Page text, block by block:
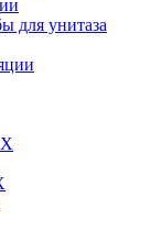
для унитаза